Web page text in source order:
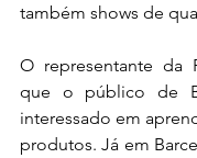
também shows de
O representante da
que o público de
interessado em
produtos. Já em